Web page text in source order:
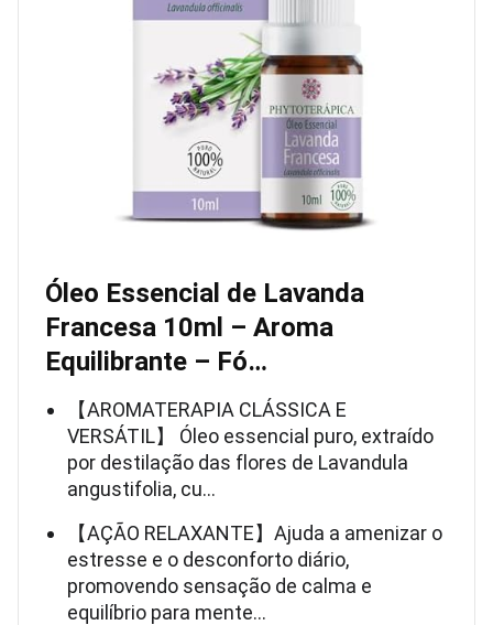
Óleo Essencial de Lavanda
Francesa 10ml – Aroma
Equilibrante – Fó…
【AROMATERAPIA CLÁSSICA E
VERSÁTIL】 Óleo essencial puro, extraído
por destilação das flores de Lavandula
angustifolia, cu…
【AÇÃO RELAXANTE】Ajuda a amenizar o
estresse e o desconforto diário,
promovendo sensação de calma e
equilíbrio para mente…